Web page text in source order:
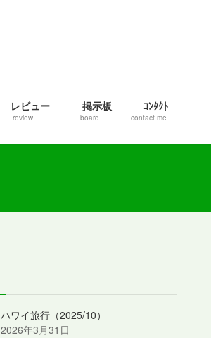
レビュー
review
掲示板
board
ｺﾝﾀｸﾄ
contact me
ハワイ旅行（2025/10）
2026年3月31日